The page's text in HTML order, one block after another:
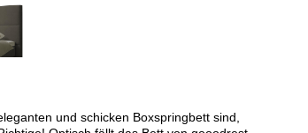
und schicken Boxspringbett sind,